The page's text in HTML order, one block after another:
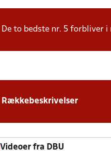
De to bedste nr. 5 forbliver
Rækkebeskrivelser
Videoer fra DBU